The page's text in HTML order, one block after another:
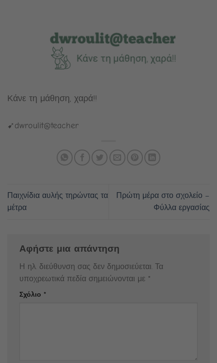
Κάνε τη μάθηση, χαρά!!
➹dwroulit@teacher
Παιχνίδια αυλής τηρώντας τα
μέτρα
Πρώτη μέρα στο σχολείο –
Φύλλα εργασίας
Αφήστε μια απάντηση
Η ηλ. διεύθυνση σας δεν δημοσιεύεται. Τα
υποχρεωτικά πεδία σημειώνονται με *
Σχόλιο *